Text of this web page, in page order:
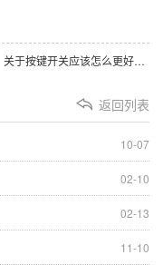
下一篇：关于按键开关应该怎么更好的使用？
返回列表
10-07
02-10
02-13
11-10